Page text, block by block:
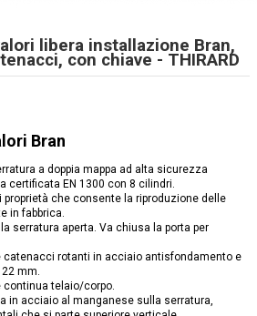
libera installazione Bran,
con chiave - THIRARD
Bran
a doppia mappa ad alta sicurezza
certificata EN 1300 con 8 cilindri.
proprietà che consente la riproduzione delle
in fabbrica.
serratura aperta. Va chiusa la porta per
catenacci rotanti in acciaio antisfondamento e
mm.
continua telaio/corpo.
in acciaio al manganese sulla serratura,